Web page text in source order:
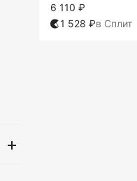
6 110 ₽
1 528 ₽в Сплит